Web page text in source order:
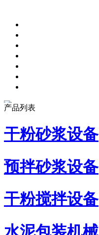
产品列表
干粉砂浆设备
预拌砂浆设备
干粉搅拌设备
水泥包装机械